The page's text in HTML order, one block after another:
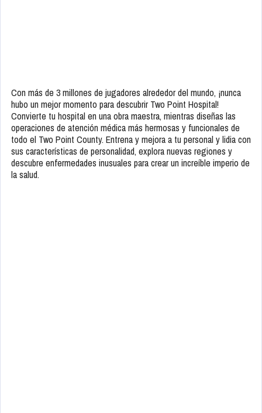
Con más de 3 millones de jugadores alrededor del mundo, ¡nunca
hubo un mejor momento para descubrir Two Point Hospital!
Convierte tu hospital en una obra maestra, mientras diseñas las
operaciones de atención médica más hermosas y funcionales de
todo el Two Point County. Entrena y mejora a tu personal y lidia con
sus características de personalidad, explora nuevas regiones y
descubre enfermedades inusuales para crear un increíble imperio de
la salud.